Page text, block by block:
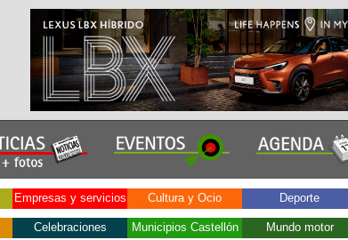
Empresas y servicios Cultura y Ocio Deporte
Celebraciones Municipios Castellón Mundo motor